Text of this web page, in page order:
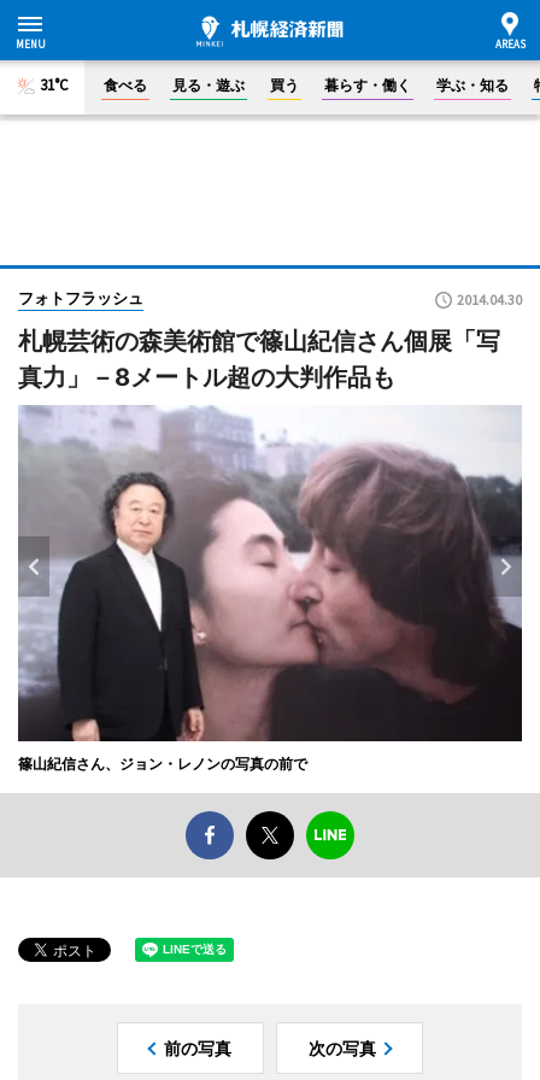
31°C 食べる 見る・遊ぶ 買う 暮らす・働く 学ぶ・知る
フォトフラッシュ 2014.04.30
札幌芸術の森美術館で篠山紀信さん個展「写
真力」－8メートル超の大判作品も
篠山紀信さん、ジョン・レノンの写真の前で
前の写真 次の写真